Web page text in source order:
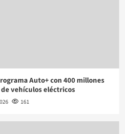
Auto+ con 400 millones
vehículos eléctricos
161